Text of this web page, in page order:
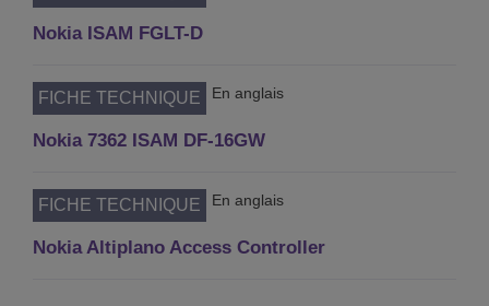
Nokia ISAM FGLT-D
FICHE TECHNIQUE En anglais
Nokia 7362 ISAM DF-16GW
FICHE TECHNIQUE En anglais
Nokia Altiplano Access Controller